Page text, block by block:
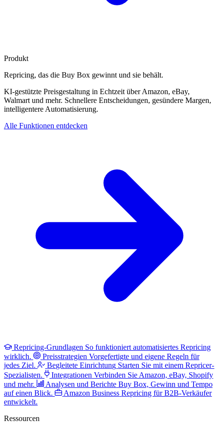
Produkt
Repricing, das die Buy Box gewinnt und sie behält.
KI-gestützte Preisgestaltung in Echtzeit über Amazon, eBay,
Walmart und mehr. Schnellere Entscheidungen, gesündere Margen,
intelligentere Automatisierung.
Alle Funktionen entdecken
Repricing-Grundlagen So funktioniert automatisiertes Repricing
wirklich.
Preisstrategien Vorgefertigte und eigene Regeln für
jedes Ziel.
Begleitete Einrichtung Starten Sie mit einem Repricer-
Spezialisten.
Integrationen Verbinden Sie Amazon, eBay, Shopify
und mehr.
Analysen und Berichte Buy Box, Gewinn und Tempo
auf einen Blick.
Amazon Business Repricing für B2B-Verkäufer
entwickelt.
Ressourcen